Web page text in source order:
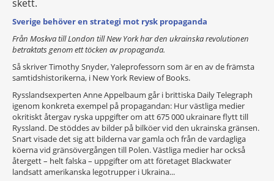
skett.
Sverige behöver en strategi mot rysk propaganda
Från Moskva till London till New York har den ukrainska revolutionen
betraktats ­genom ett töcken av propaganda.
Så skriver Timothy Snyder, Yaleprofessorn som är en av de främsta
samtids­historikerna, i New York Review of Books.
Rysslandsexperten Anne Appelbaum går i brittiska Daily Telegraph
igenom konkreta exempel på propagandan: Hur västliga medier
okritiskt återgav ryska uppgifter om att 675 000 ukrainare flytt till
Ryssland. De stöddes av bilder på bilköer vid den ukrainska gränsen.
Snart visade det sig att bilderna var gamla och från de vardagliga
köerna vid gränsövergången till Polen. Västliga medier har också
återgett – helt falska – uppgifter om att före­taget Blackwater
landsatt amerikanska legotrupper i Ukraina...